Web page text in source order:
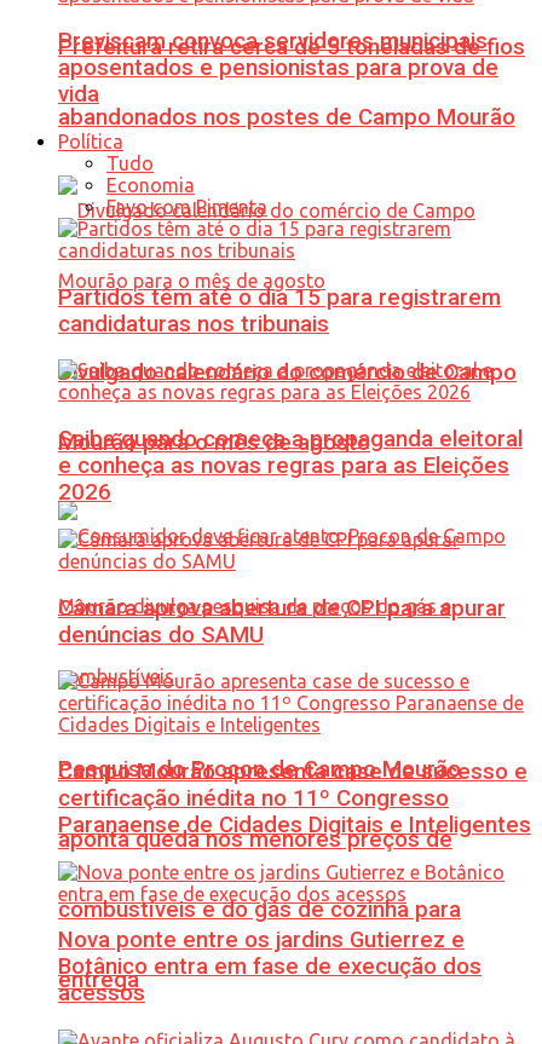
Prefeitura retira cerca de 5 toneladas de fios
abandonados nos postes de Campo Mourão
Divulgado calendário do comércio de Campo
Mourão para o mês de agosto
Pesquisa do Procon de Campo Mourão
aponta queda nos menores preços de
combustíveis e do gás de cozinha para
entrega
Previscam convoca servidores municipais
aposentados e pensionistas para prova de
vida
Política
Tudo
Economia
Favo com Pimenta
Partidos têm até o dia 15 para registrarem
candidaturas nos tribunais
Saiba quando começa a propaganda eleitoral
e conheça as novas regras para as Eleições
2026
Câmara aprova abertura de CPI para apurar
denúncias do SAMU
Campo Mourão apresenta case de sucesso e
certificação inédita no 11º Congresso
Paranaense de Cidades Digitais e Inteligentes
Nova ponte entre os jardins Gutierrez e
Botânico entra em fase de execução dos
acessos